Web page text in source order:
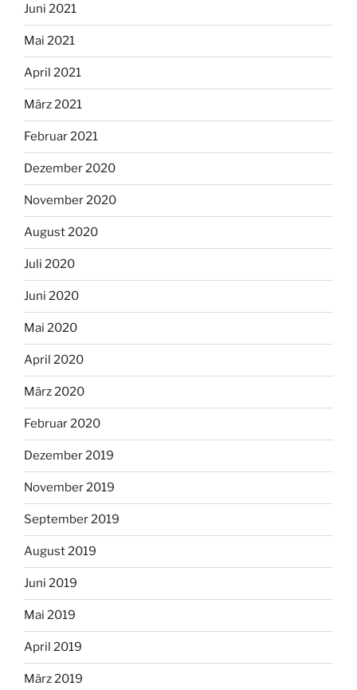
Juni 2021
Mai 2021
April 2021
März 2021
Februar 2021
Dezember 2020
November 2020
August 2020
Juli 2020
Juni 2020
Mai 2020
April 2020
März 2020
Februar 2020
Dezember 2019
November 2019
September 2019
August 2019
Juni 2019
Mai 2019
April 2019
März 2019